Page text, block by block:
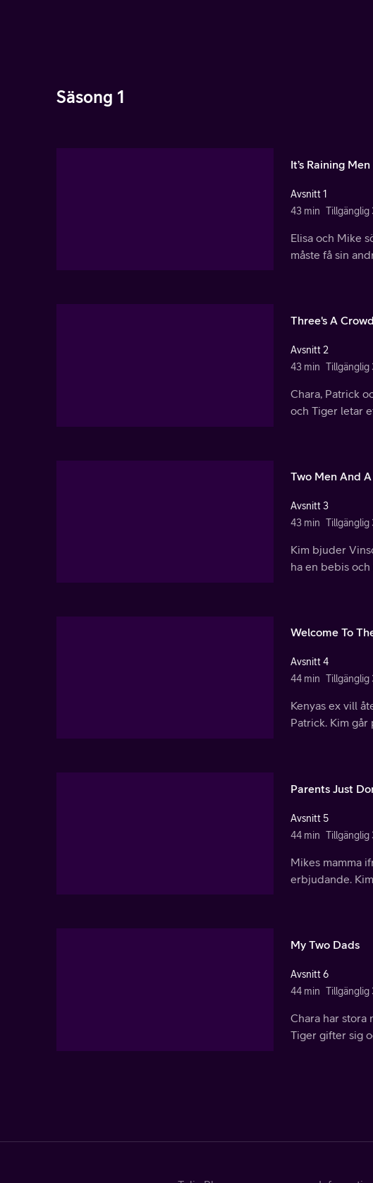
Säsong 1
It’s Raining Men
Avsnitt 1
43 min Tillgänglig
Elisa och Mike
måste få sin
Three's A
Avsnitt 2
43 min Tillgänglig
Chara, Patrick
och Tiger letar
Two Men And
Avsnitt 3
43 min Tillgänglig
Kim bjuder
ha en bebis
Welcome To
Avsnitt 4
44 min Tillgänglig
Kenyas ex vill
Patrick. Kim går
Parents Just
Avsnitt 5
44 min Tillgänglig
Mikes mamma
erbjudande.
My Two Dads
Avsnitt 6
44 min Tillgänglig
Chara har stora
Tiger gifter sig